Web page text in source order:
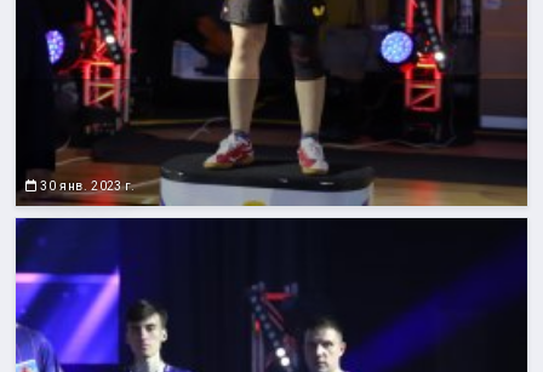
30 янв. 2023 г.